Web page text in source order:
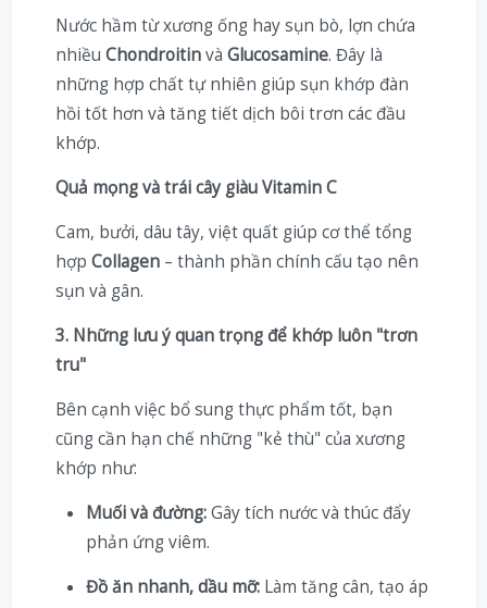
Nước hầm từ xương ống hay sụn bò, lợn chứa
nhiều Chondroitinvà Glucosamine. Đây là
những hợp chất tự nhiên giúp sụn khớp đàn
hồi tốt hơn và tăng tiết dịch bôi trơn các đầu
khớp.
Quả mọng và trái cây giàu Vitamin C
Cam, bưởi, dâu tây, việt quất giúp cơ thể tổng
hợp Collagen– thành phần chính cấu tạo nên
sụn và gân.
3. Những lưu ý quan trọng để khớp luôn "trơn
tru"
Bên cạnh việc bổ sung thực phẩm tốt, bạn
cũng cần hạn chế những "kẻ thù" của xương
khớp như:
Muối và đường:Gây tích nước và thúc đẩy
phản ứng viêm.
Đồ ăn nhanh, dầu mỡ:Làm tăng cân, tạo áp